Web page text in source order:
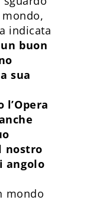
indicata
buon
sua
nostro
angolo
mondo